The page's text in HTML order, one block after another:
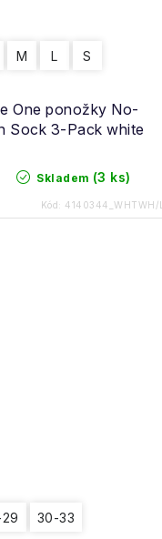
One ponožky No-
Sock 3-Pack white
M L S
Skladem (3 ks)
Kód: 4140344_WHTWH/L
30-33